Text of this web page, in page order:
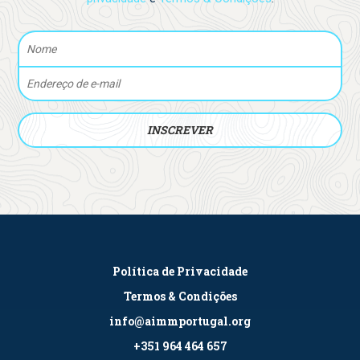
Política de Privacidade
Termos & Condições
info@aimmportugal.org
+351 964 464 657